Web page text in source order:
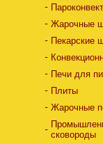
Жарочные
Пекарские
Печи для
Плиты
Жарочные
сковороды